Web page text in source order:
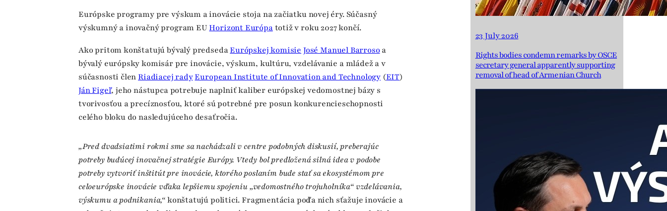
Európske programy pre výskum a inovácie stoja na začiatku novej éry. Súčasný
výskumný a inovačný program EU Horizont Európatotiž v roku 2027 končí.
Ako pritom konštatujú bývalý predsedaEurópskej komisie José Manuel Barroso a
bývalý európsky komisár pre inovácie, výskum, kultúru, vzdelávanie a mládež a v
súčasnosti člen Riadiacej radyEuropean Institute of Innovation and Technology(EIT)
Ján Figeľ, jeho nástupca potrebuje naplniť kaliber európskej vedomostnej bázy s
tvorivosťou a precíznosťou, ktoré sú potrebné pre posun konkurencieschopnosti
celého bloku do nasledujúceho desaťročia.
„Pred dvadsiatimi rokmi sme sa nachádzali v centre podobných diskusií, preberajúc
potreby budúcej inovačnej stratégie Európy. Vtedy bol predložená silná idea v podobe
potreby vytvoriť inštitút pre inovácie, ktorého poslaním bude stať sa ekosystémom pre
celoeurópske inovácie vďaka lepšiemu spojeniu „vedomostného trojuholníka“ vzdelávania,
výskumu a podnikania,“konštatujú politici. Fragmentácia podľa nich sťažuje inovácie a
23 July 2026
Rights bodies condemn remarks by OSCE
secretary general apparently supporting
removal of head of Armenian Church